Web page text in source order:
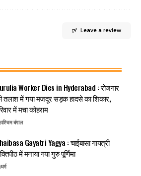
Leave a review
Worker Dies in Hyderabad : रोजगार
तलाश में गया मजदूर सड़क हादसे का शिकार,
में मचा कोहराम
पश्चिम बंगाल
Gayatri Yagya : चाईबासा गायत्री
में मनाया गया गुरु पूर्णिमा
धर्म